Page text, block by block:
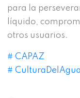
para la
líquido,
otros usuarios.
# CAPAZ
# CulturaDelAgua